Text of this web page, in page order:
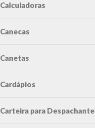
Calculadoras
Canecas
Canetas
Cardápios
Carteira para Despachante